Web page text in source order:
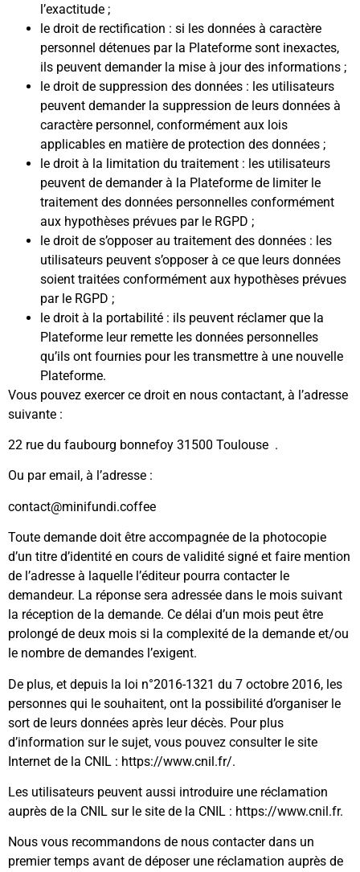
l’exactitude ;
le droit de rectification : si les données à caractère
personnel détenues par la Plateforme sont inexactes,
ils peuvent demander la mise à jour des informations ;
le droit de suppression des données : les utilisateurs
peuvent demander la suppression de leurs données à
caractère personnel, conformément aux lois
applicables en matière de protection des données ;
le droit à la limitation du traitement : les utilisateurs
peuvent de demander à la Plateforme de limiter le
traitement des données personnelles conformément
aux hypothèses prévues par le RGPD ;
le droit de s’opposer au traitement des données : les
utilisateurs peuvent s’opposer à ce que leurs données
soient traitées conformément aux hypothèses prévues
par le RGPD ;
le droit à la portabilité : ils peuvent réclamer que la
Plateforme leur remette les données personnelles
qu’ils ont fournies pour les transmettre à une nouvelle
Plateforme.
Vous pouvez exercer ce droit en nous contactant, à l’adresse
suivante :
22 rue du faubourg bonnefoy 31500 Toulouse .
Ou par email, à l’adresse :
eeffoc.idnufinim
@tcatnoc
Toute demande doit être accompagnée de la photocopie
d’un titre d’identité en cours de validité signé et faire mention
de l’adresse à laquelle l’éditeur pourra contacter le
demandeur. La réponse sera adressée dans le mois suivant
la réception de la demande. Ce délai d’un mois peut être
prolongé de deux mois si la complexité de la demande et/ou
le nombre de demandes l’exigent.
De plus, et depuis la loi n°2016-1321 du 7 octobre 2016, les
personnes qui le souhaitent, ont la possibilité d’organiser le
sort de leurs données après leur décès. Pour plus
d’information sur le sujet, vous pouvez consulter le site
Internet de la CNIL : https://www.cnil.fr/.
Les utilisateurs peuvent aussi introduire une réclamation
auprès de la CNIL sur le site de la CNIL : https://www.cnil.fr.
Nous vous recommandons de nous contacter dans un
premier temps avant de déposer une réclamation auprès de